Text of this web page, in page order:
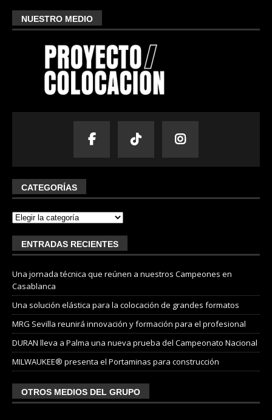
NUESTRO MEDIO
CATEGORÍAS
ENTRADAS RECIENTES
Una jornada técnica que reúnen a nuestros Campeones en
Casablanca
Una solución elástica para la colocación de grandes formatos
MRG Sevilla reunirá innovación y formación para el profesional
DURAN lleva a Palma una nueva prueba del Campeonato Nacional
MILWAUKEE® presenta el Portaminas para construcción
OTROS MEDIOS DEL GRUPO